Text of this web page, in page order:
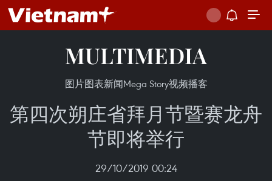
MULTIMEDIA
图片图表新闻Mega Story视频播客
第四次朔庄省拜月节暨赛龙舟
节即将举行
29/10/2019 00:24